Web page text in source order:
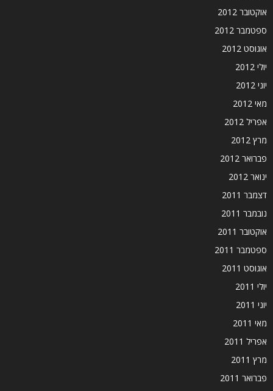
אוקטובר 2012
ספטמבר 2012
אוגוסט 2012
יולי 2012
יוני 2012
מאי 2012
אפריל 2012
מרץ 2012
פברואר 2012
ינואר 2012
דצמבר 2011
נובמבר 2011
אוקטובר 2011
ספטמבר 2011
אוגוסט 2011
יולי 2011
יוני 2011
מאי 2011
אפריל 2011
מרץ 2011
פברואר 2011